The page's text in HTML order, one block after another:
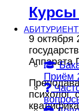
Приём
Курсы
9 октября
Аппарата
психолог,